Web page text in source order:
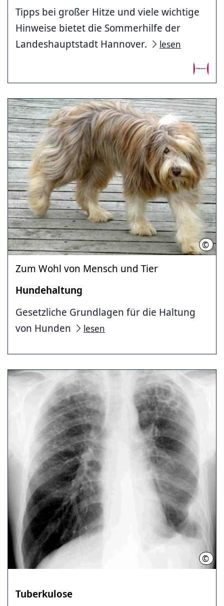
Tipps bei großer Hitze und viele wichtige
Hinweise bietet die Sommerhilfe der
Landeshauptstadt Hannover.
lesen
©
Zum Wohl von Mensch und Tier
Hundehaltung
Gesetzliche Grundlagen für die Haltung
von Hunden
lesen
©
Tuberkulose